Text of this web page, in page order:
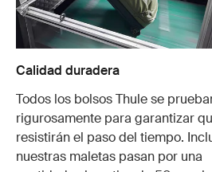
Calidad duradera
Todos los bolsos Thule se
rigurosamente para garantizar
resistirán el paso del tiempo.
nuestras maletas pasan por una